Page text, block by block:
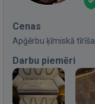
Cenas
Apģērbu ķīmiskā
Darbu piemēri